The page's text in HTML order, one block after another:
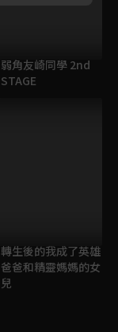
弱角友崎同學 2nd
STAGE
轉生後的我成了英雄
爸爸和精靈媽媽的女
兒